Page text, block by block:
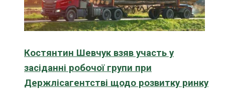
Костянтин Шевчук взяв участь у
засіданні робочої групи при
Держлісагентстві щодо розвитку ринку